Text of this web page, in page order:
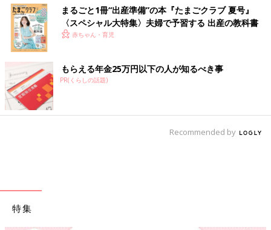
まるごと1冊“出産準備”の本『たまごクラブ 夏号』
〈スペシャル大特集〉夫婦で予習する 出産の教科書
赤ちゃん・育児
もらえる年金25万円以下の人が知るべき事
PR(くらしの話題)
Recommended by
特集